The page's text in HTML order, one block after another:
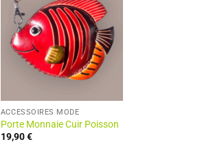
ACCESSOIRES MODE
Porte Monnaie Cuir Poisson
19,90€